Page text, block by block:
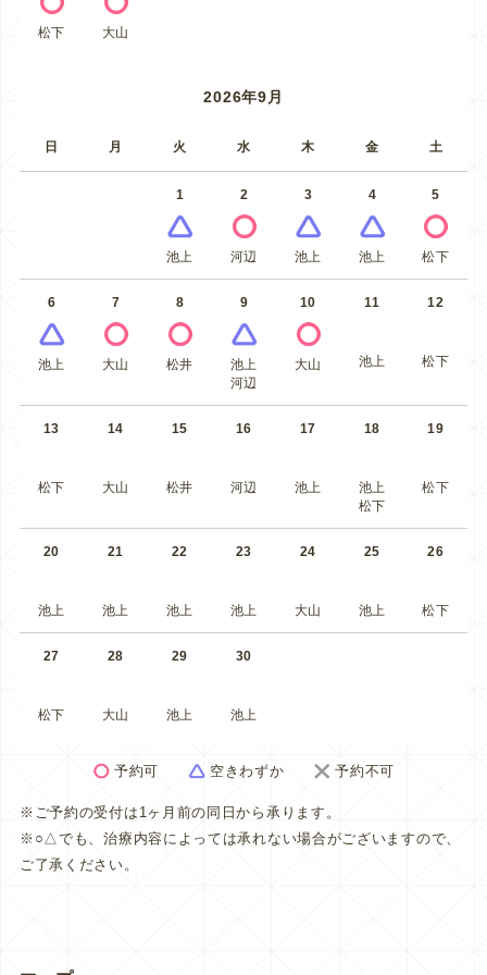
松下 大山
2026年9月
日 月 火 水 木 金 土
1
池上
2
河辺
3
池上
4
池上
5
松下
6
池上
7
大山
8
松井
9
池上
河辺
10
大山
11
池上
12
松下
13
松下
14
大山
15
松井
16
河辺
17
池上
18
池上
松下
19
松下
20
池上
21
池上
22
池上
23
池上
24
大山
25
池上
26
松下
27
松下
28
大山
29
池上
30
池上
予約可 空きわずか 予約不可
※ご予約の受付は1ヶ月前の同日から承ります。
※○△でも、治療内容によっては承れない場合がございますので、
ご了承ください。